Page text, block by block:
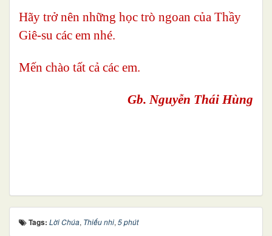
Hãy trở nên những học trò ngoan của Thầy
Giê-su các em nhé.
Mến chào tất cả các em.
Gb. Nguyễn Thái Hùng
Tags: Lời Chúa, Thiếu nhi, 5 phút